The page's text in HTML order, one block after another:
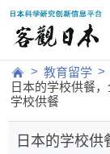
> 教育留学 >
日本的学校供餐
学校供餐
日本的学校